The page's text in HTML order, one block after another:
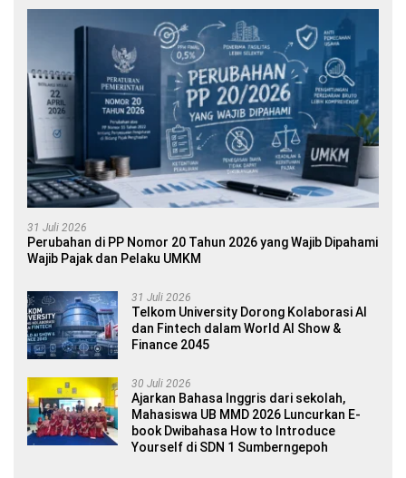
31 Juli 2026
Perubahan di PP Nomor 20 Tahun 2026 yang Wajib Dipahami
Wajib Pajak dan Pelaku UMKM
31 Juli 2026
Telkom University Dorong Kolaborasi AI
dan Fintech dalam World AI Show &
Finance 2045
30 Juli 2026
Ajarkan Bahasa Inggris dari sekolah,
Mahasiswa UB MMD 2026 Luncurkan E-
book Dwibahasa How to Introduce
Yourself di SDN 1 Sumberngepoh